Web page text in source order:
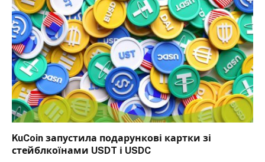
KuCoin запустила подарункові картки зі
стейблкоїнами USDT і USDC